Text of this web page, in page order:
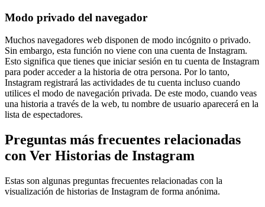
Modo privado del navegador
Muchos navegadores web disponen de modo incógnito o privado.
Sin embargo, esta función no viene con una cuenta de Instagram.
Esto significa que tienes que iniciar sesión en tu cuenta de Instagram
para poder acceder a la historia de otra persona. Por lo tanto,
Instagram registrará las actividades de tu cuenta incluso cuando
utilices el modo de navegación privada. De este modo, cuando veas
una historia a través de la web, tu nombre de usuario aparecerá en la
lista de espectadores.
Preguntas más frecuentes relacionadas
con Ver Historias de Instagram
Estas son algunas preguntas frecuentes relacionadas con la
visualización de historias de Instagram de forma anónima.